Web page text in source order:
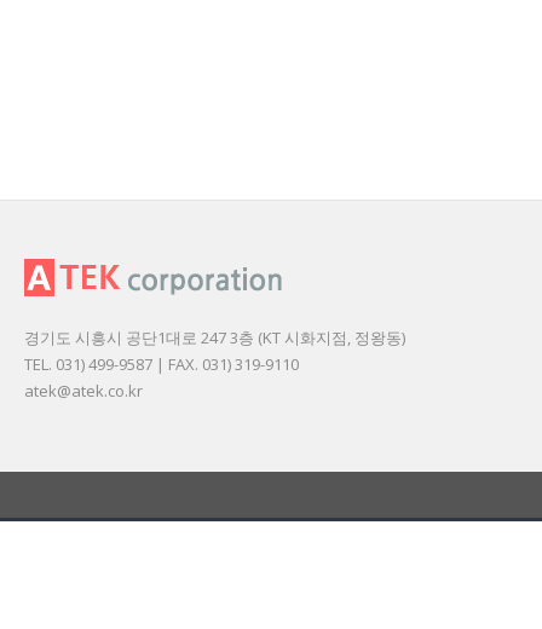
경기도 시흥시 공단1대로 247 3층 (KT 시화지점, 정왕동)
TEL. 031) 499-9587 | FAX. 031) 319-9110
atek@atek.co.kr